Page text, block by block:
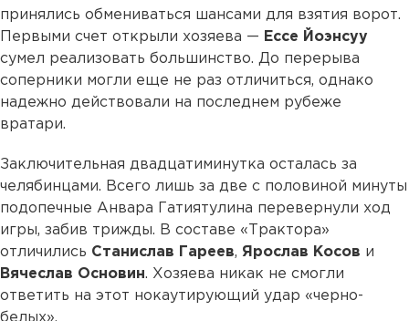
принялись обмениваться шансами для взятия ворот.
Первыми счет открыли хозяева — Ессе Йоэнсуу
сумел реализовать большинство. До перерыва
соперники могли еще не раз отличиться, однако
надежно действовали на последнем рубеже
вратари.
Заключительная двадцатиминутка осталась за
челябинцами. Всего лишь за две с половиной минуты
подопечные Анвара Гатиятулина перевернули ход
игры, забив трижды. В составе «Трактора»
отличились Станислав Гареев, Ярослав Косов и
Вячеслав Основин. Хозяева никак не смогли
ответить на этот нокаутирующий удар «черно-
белых».